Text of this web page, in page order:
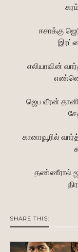
ஈசாக்கு
எலியாவின்
ஜெப வீரன்
கானாவூரில்
தண்ணீரால்
SHARE THIS: